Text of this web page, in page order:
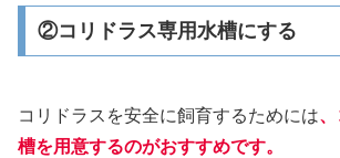
②コリドラス専用水槽にする
コリドラスを安全に飼育するためには
槽を用意するのがおすすめです。